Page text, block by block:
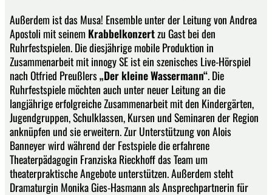
Außerdem ist das Musa! Ensemble unter der Leitung von Andrea
Apostoli mit seinem Krabbelkonzertzu Gast bei den
Ruhrfestspielen. Die diesjährige mobile Produktion in
Zusammenarbeit mit innogy SE ist ein szenisches Live-Hörspiel
nach Otfried Preußlers„Der kleine Wassermann“. Die
Ruhrfestspiele möchten auch unter neuer Leitung an die
langjährige erfolgreiche Zusammenarbeit mit den Kindergärten,
Jugendgruppen, Schulklassen, Kursen und Seminaren der Region
anknüpfen und sie erweitern. Zur Unterstützung von Alois
Banneyer wird während der Festspiele die erfahrene
Theaterpädagogin Franziska Rieckhoff das Team um
theaterpraktische Angebote unterstützen. Außerdem steht
Dramaturgin Monika Gies-Hasmann als Ansprechpartnerin für